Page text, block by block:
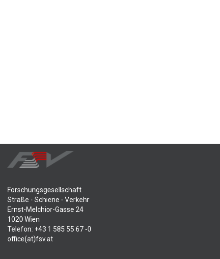
Forschungsgesellschaft
Straße - Schiene - Verkehr
Ernst-Melchior-Gasse 24
1020 Wien
Telefon: +43 1 585 55 67 -0
office(at)fsv.at